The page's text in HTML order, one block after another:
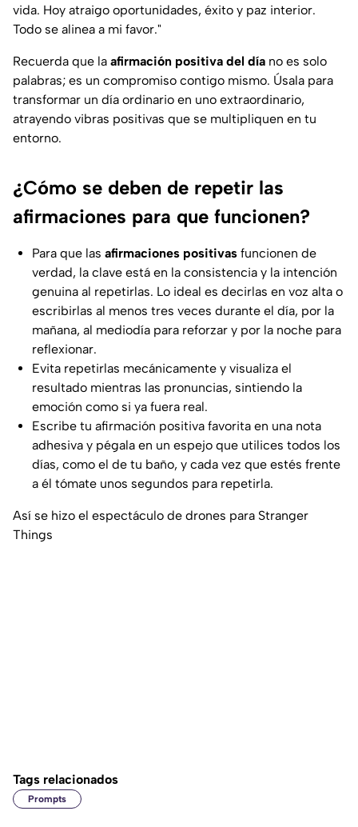
vida. Hoy atraigo oportunidades, éxito y paz interior.
Todo se alinea a mi favor."
Recuerda que la afirmación positiva del día no es solo
palabras; es un compromiso contigo mismo. Úsala para
transformar un día ordinario en uno extraordinario,
atrayendo vibras positivas que se multipliquen en tu
entorno.
¿Cómo se deben de repetir las
afirmaciones para que funcionen?
Para que las afirmaciones positivas funcionen de
verdad, la clave está en la consistencia y la intención
genuina al repetirlas. Lo ideal es decirlas en voz alta o
escribirlas al menos tres veces durante el día, por la
mañana, al mediodía para reforzar y por la noche para
reflexionar.
Evita repetirlas mecánicamente y visualiza el
resultado mientras las pronuncias, sintiendo la
emoción como si ya fuera real.
Escribe tu afirmación positiva favorita en una nota
adhesiva y pégala en un espejo que utilices todos los
días, como el de tu baño, y cada vez que estés frente
a él tómate unos segundos para repetirla.
Así se hizo el espectáculo de drones para Stranger
Things
Tags relacionados
Prompts